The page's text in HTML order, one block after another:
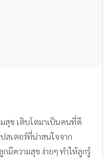
สุข เติบโตมาเป็นคนที่ดี
สเตอร์ที่น่าสนใจจาก
มีความสุข ง่ายๆ ทำให้ลูกรู้